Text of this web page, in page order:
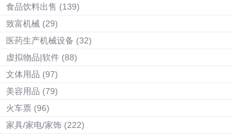
食品饮料出售 (139)
致富机械 (29)
医药生产机械设备 (32)
虚拟物品|软件 (88)
文体用品 (97)
美容用品 (79)
火车票 (96)
家具/家电/家饰 (222)